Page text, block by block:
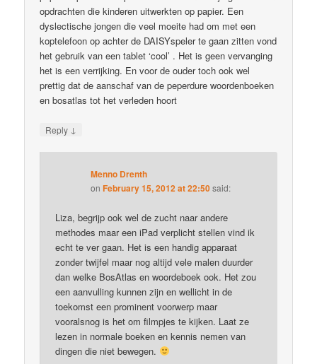
opdrachten die kinderen uitwerkten op papier. Een
dyslectische jongen die veel moeite had om met een
koptelefoon op achter de DAISYspeler te gaan zitten vond
het gebruik van een tablet ‘cool’ . Het is geen vervanging
het is een verrijking. En voor de ouder toch ook wel
prettig dat de aanschaf van de peperdure woordenboeken
en bosatlas tot het verleden hoort
Reply ↓
Menno Drenth
onFebruary 15, 2012 at 22:50said:
Liza, begrijp ook wel de zucht naar andere
methodes maar een iPad verplicht stellen vind ik
echt te ver gaan. Het is een handig apparaat
zonder twijfel maar nog altijd vele malen duurder
dan welke BosAtlas en woordeboek ook. Het zou
een aanvulling kunnen zijn en wellicht in de
toekomst een prominent voorwerp maar
vooralsnog is het om filmpjes te kijken. Laat ze
lezen in normale boeken en kennis nemen van
dingen die niet bewegen.